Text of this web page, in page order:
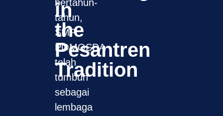
in
the
Pesantren
Tradition
bertahun-
tahun,
SMP
POMOSDA
telah
tumbuh
sebagai
lembaga